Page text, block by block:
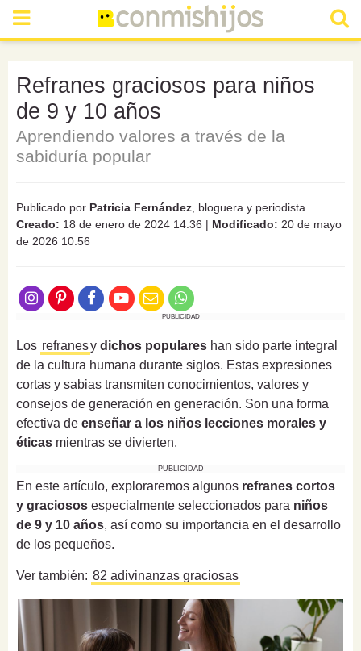
Refranes graciosos para niños
de 9 y 10 años
Aprendiendo valores a través de la
sabiduría popular
Publicado por Patricia Fernández , bloguera y periodista
Creado: 18 de enero de 2024 14:36 | Modificado: 20 de mayo
de 2026 10:56
PUBLICIDAD
Los refranesy dichos populares han sido parte integral
de la cultura humana durante siglos. Estas expresiones
cortas y sabias transmiten conocimientos, valores y
consejos de generación en generación. Son una forma
efectiva de enseñar a los niños lecciones morales y
éticas mientras se divierten.
PUBLICIDAD
En este artículo, exploraremos algunos refranes cortos
y graciosos especialmente seleccionados para niños
de 9 y 10 años, así como su importancia en el desarrollo
de los pequeños.
Ver también: 82 adivinanzas graciosas